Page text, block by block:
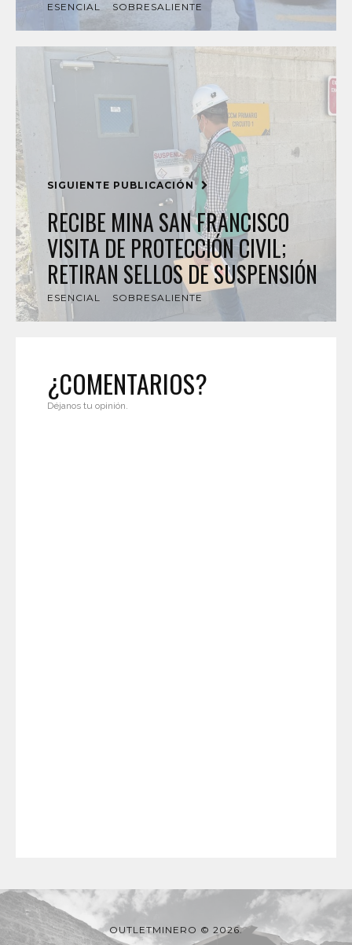
ESENCIAL SOBRESALIENTE
SIGUIENTE PUBLICACIÓN
RECIBE MINA SAN FRANCISCO
VISITA DE PROTECCIÓN CIVIL;
RETIRAN SELLOS DE SUSPENSIÓN
ESENCIAL SOBRESALIENTE
¿COMENTARIOS?
Déjanos tu opinión.
OUTLETMINERO © 2026.